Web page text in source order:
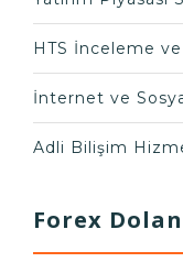
HTS İnceleme
İnternet ve
Adli Bilişim
Forex